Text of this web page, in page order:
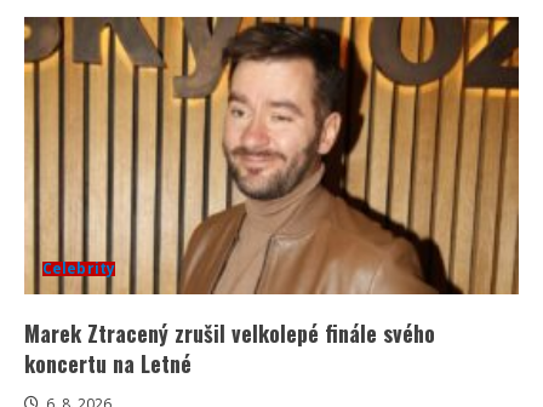
Celebrity
Marek Ztracený zrušil velkolepé finále svého
koncertu na Letné